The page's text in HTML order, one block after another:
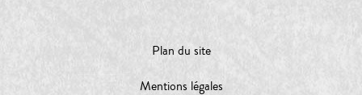
Plan du site
Mentions légales